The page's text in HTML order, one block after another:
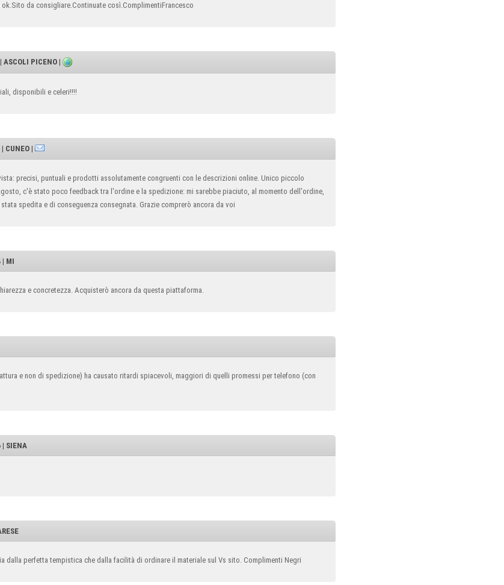
da consigliare.Continuate così.ComplimentiFrancesco
ASCOLI PICENO |
disponibili e celeri!!!!
CUNEO |
precisi, puntuali e prodotti assolutamente congruenti con le descrizioni online. Unico piccolo
c'è stato poco feedback tra l'ordine e la spedizione: mi sarebbe piaciuto, al momento dell'ordine,
spedita e di conseguenza consegnata. Grazie comprerò ancora da voi
| MI
e concretezza. Acquisterò ancora da questa piattaforma.
e non di spedizione) ha causato ritardi spiacevoli, maggiori di quelli promessi per telefono (con
SIENA
dalla perfetta tempistica che dalla facilità di ordinare il materiale sul Vs sito. Complimenti Negri